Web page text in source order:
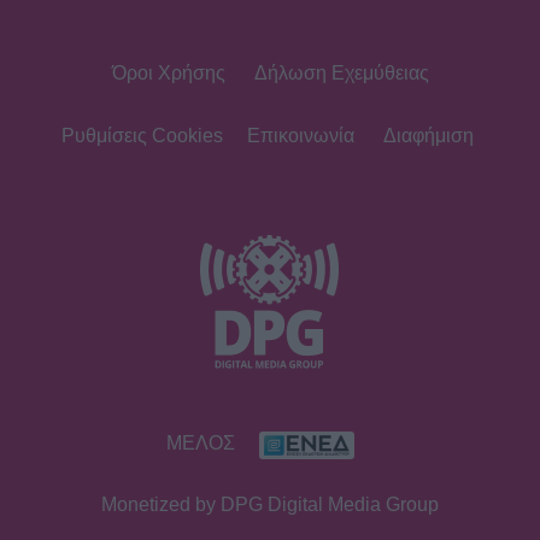
ωραίος που είναι ο Γιώργος
Μάχη για την πρωινή ζώνη τον
Αύγουστο: Οι εκπλήξεις των
καναλιών και τα νούμερα
Καινούργιου - Κουτσουμπής: Ο
καλοκαίρι με την Ξένια στη Μύκονο
Όροι Χρήσης Δήλωση Εχεμύθειας
Ρυθμίσεις Cookies Επικοινωνία Διαφήμιση
ΜΕΛΟΣ
Monetized by DPG Digital Media Group